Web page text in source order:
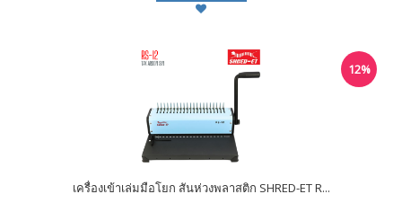
เครื่องเข้าเล่มมือโยก สันห่วงพลาสติก SHRED-ET R...
12%